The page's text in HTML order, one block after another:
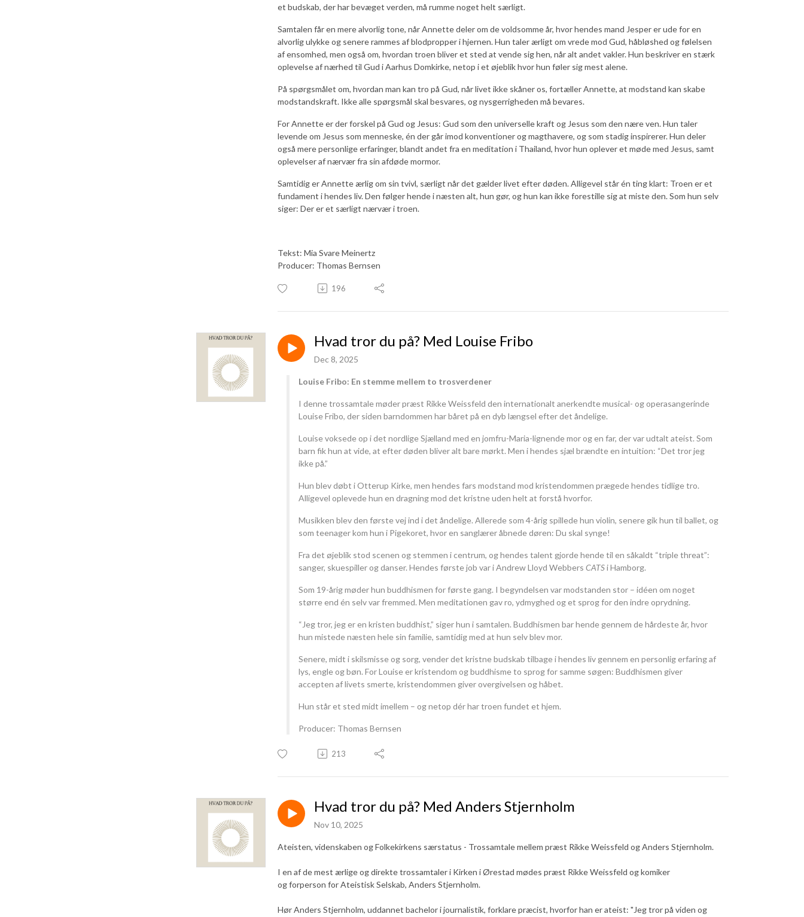
et budskab, der har bevæget verden, må rumme noget helt særligt.
Samtalen får en mere alvorlig tone, når Annette deler om de voldsomme år, hvor hendes mand Jesper er ude for en
alvorlig ulykke og senere rammes af blodpropper i hjernen. Hun taler ærligt om vrede mod Gud, håbløshed og følelsen
af ensomhed, men også om, hvordan troen bliver et sted at vende sig hen, når alt andet vakler. Hun beskriver en stærk
oplevelse af nærhed til Gud i Aarhus Domkirke, netop i et øjeblik hvor hun føler sig mest alene.
På spørgsmålet om, hvordan man kan tro på Gud, når livet ikke skåner os, fortæller Annette, at modstand kan skabe
modstandskraft. Ikke alle spørgsmål skal besvares, og nysgerrigheden må bevares.
For Annette er der forskel på Gud og Jesus: Gud som den universelle kraft og Jesus som den nære ven. Hun taler
levende om Jesus som menneske, én der går imod konventioner og magthavere, og som stadig inspirerer. Hun deler
også mere personlige erfaringer, blandt andet fra en meditation i Thailand, hvor hun oplever et møde med Jesus, samt
oplevelser af nærvær fra sin afdøde mormor.
Samtidig er Annette ærlig om sin tvivl, særligt når det gælder livet efter døden. Alligevel står én ting klart: Troen er et
fundament i hendes liv. Den følger hende i næsten alt, hun gør, og hun kan ikke forestille sig at miste den. Som hun selv
siger: Der er et særligt nærvær i troen.
Tekst: Mia Svare Meinertz
Producer: Thomas Bernsen
196
Hvad tror du på? Med Louise Fribo
Dec 8, 2025
Louise Fribo: En stemme mellem to trosverdener
I denne trossamtale møder præst Rikke Weissfeld den internationalt anerkendte musical- og operasangerinde
Louise Fribo, der siden barndommen har båret på en dyb længsel efter det åndelige.
Louise voksede op i det nordlige Sjælland med en jomfru-Maria-lignende mor og en far, der var udtalt ateist. Som
barn fik hun at vide, at efter døden bliver alt bare mørkt. Men i hendes sjæl brændte en intuition: “Det tror jeg
ikke på.”
Hun blev døbt i Otterup Kirke, men hendes fars modstand mod kristendommen prægede hendes tidlige tro.
Alligevel oplevede hun en dragning mod det kristne uden helt at forstå hvorfor.
Musikken blev den første vej ind i det åndelige. Allerede som 4-årig spillede hun violin, senere gik hun til ballet, og
som teenager kom hun i Pigekoret, hvor en sanglærer åbnede døren: Du skal synge!
Fra det øjeblik stod scenen og stemmen i centrum, og hendes talent gjorde hende til en såkaldt “triple threat”:
sanger, skuespiller og danser. Hendes første job var i Andrew Lloyd Webbers CATSi Hamborg.
Som 19-årig møder hun buddhismen for første gang. I begyndelsen var modstanden stor – idéen om noget
større end én selv var fremmed. Men meditationen gav ro, ydmyghed og et sprog for den indre oprydning.
“Jeg tror, jeg er en kristen buddhist,” siger hun i samtalen. Buddhismen bar hende gennem de hårdeste år, hvor
hun mistede næsten hele sin familie, samtidig med at hun selv blev mor.
Senere, midt i skilsmisse og sorg, vender det kristne budskab tilbage i hendes liv gennem en personlig erfaring af
lys, engle og bøn. For Louise er kristendom og buddhisme to sprog for samme søgen: Buddhismen giver
accepten af livets smerte, kristendommen giver overgivelsen og håbet.
Hun står et sted midt imellem – og netop dér har troen fundet et hjem.
Producer: Thomas Bernsen
213
Hvad tror du på? Med Anders Stjernholm
Nov 10, 2025
Ateisten, videnskaben og Folkekirkens særstatus - Trossamtale mellem præst Rikke Weissfeld og Anders Stjernholm.
I en af de mest ærlige og direkte trossamtaler i Kirken i Ørestad mødes præst Rikke Weissfeld og komiker
og forperson for Ateistisk Selskab, Anders Stjernholm.
Hør Anders Stjernholm, uddannet bachelor i journalistik, forklare præcist, hvorfor han er ateist: "Jeg tror på viden og